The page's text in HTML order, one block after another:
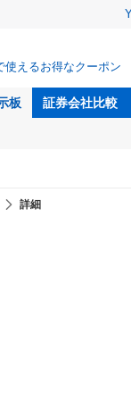
使えるお得なクーポン
板 証券会社比較
詳細